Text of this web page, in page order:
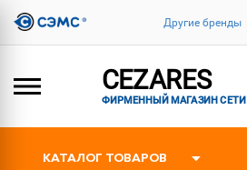
Другие бренды
CEZARES
ФИРМЕННЫЙ МАГАЗИН СЕТИ
КАТАЛОГ ТОВАРОВ